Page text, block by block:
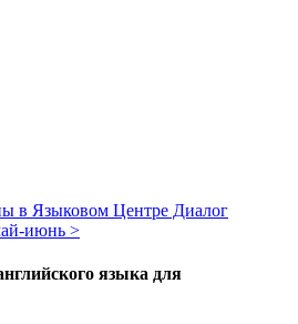
в Языковом Центре Диалог
июнь >
языка для